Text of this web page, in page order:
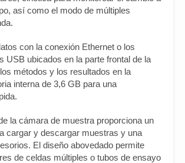
así como el modo de múltiples
con la conexión Ethernet o los
USB ubicados en la parte frontal de la
métodos y los resultados en la
interna de 3,6 GB para una
la cámara de muestra proporciona un
cargar y descargar muestras y una
El diseño abovedado permite
de celdas múltiples o tubos de ensayo